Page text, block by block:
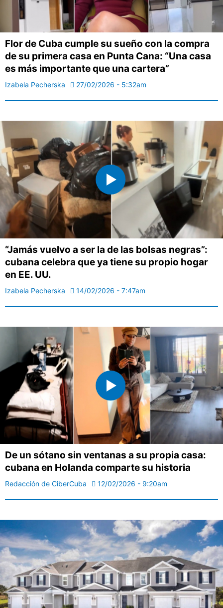
Flor de Cuba cumple su sueño con la compra
de su primera casa en Punta Cana: “Una casa
es más importante que una cartera”
Izabela Pecherska 27/02/2026 - 5:32am
“Jamás vuelvo a ser la de las bolsas negras”:
cubana celebra que ya tiene su propio hogar
en EE. UU.
Izabela Pecherska 14/02/2026 - 7:47am
De un sótano sin ventanas a su propia casa:
cubana en Holanda comparte su historia
Redacción de CiberCuba 12/02/2026 - 9:20am